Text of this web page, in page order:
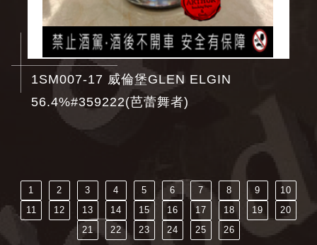
1SM007-17 威倫堡GLEN ELGIN
56.4%#359222(芭蕾舞者)
1 2 3 4 5 6 7 8 9
10
11
12 13 14 15 16 17 18 19
20
21
22 23 24 25 26